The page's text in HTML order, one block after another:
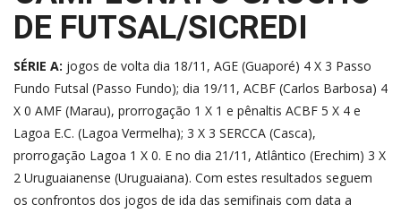
DE FUTSAL/SICREDI
SÉRIE A: jogos de volta dia 18/11, AGE (Guaporé) 4 X 3 Passo
Fundo Futsal (Passo Fundo); dia 19/11, ACBF (Carlos Barbosa) 4
X 0 AMF (Marau), prorrogação 1 X 1 e pênaltis ACBF 5 X 4 e
Lagoa E.C. (Lagoa Vermelha); 3 X 3 SERCCA (Casca),
prorrogação Lagoa 1 X 0. E no dia 21/11, Atlântico (Erechim) 3 X
2 Uruguaianense (Uruguaiana). Com estes resultados seguem
os confrontos dos jogos de ida das semifinais com data a